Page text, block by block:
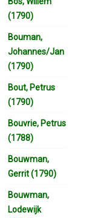
(1790)
Bouman,
Johannes/Jan
(1790)
Bout, Petrus
(1790)
Bouvrie, Petrus
(1788)
Bouwman,
Gerrit (1790)
Bouwman,
Lodewijk